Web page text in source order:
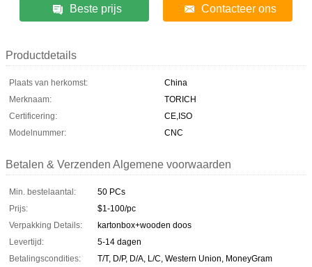
Beste prijs Contacteer ons
Productdetails
Plaats van herkomst:
China
Merknaam:
TORICH
Certificering:
CE,ISO
Modelnummer:
CNC
Betalen & Verzenden Algemene voorwaarden
Min. bestelaantal:
50 PCs
Prijs:
$1-100/pc
Verpakking Details:
kartonbox+wooden doos
Levertijd:
5-14 dagen
Betalingscondities:
T/T, D/P, D/A, L/C, Western Union, MoneyGram